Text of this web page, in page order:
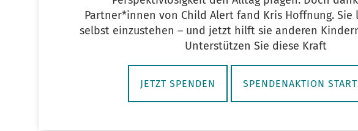
Partner*innen von Child Alert fand Kris Hoffnung. Sie
selbst einzustehen – und jetzt hilft sie anderen
Unterstützen Sie diese Kraft
JETZT SPENDEN SPENDENAKTION